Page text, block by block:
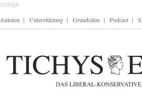
Autoren Unterstützung Grundsätze Podcast